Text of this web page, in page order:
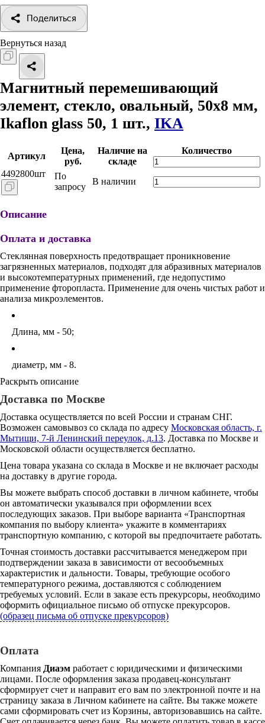
Поделиться
Вернуться назад
Магнитный перемешивающий
элемент, стекло, овальный, 50х8 мм,
Ikaflon glass 50, 1 шт., IKA
Артикул
Цена,
руб.
Наличие на
складе
Количество
4492800шт
По
запросу
В наличии
Описание
Оплата и доставка
Стеклянная поверхность предотвращает проникновение
загрязненных материалов, подходят для абразивных материалов
и высокотемпературных применений, где недопустимо
применение фторопласта. Применение для очень чистых работ и
анализа микроэлементов.
Длина, мм - 50;
диаметр, мм - 8.
Раскрыть описание
Доставка по Москве
Доставка осуществляется по всей России и странам СНГ.
Возможен самовывоз со склада по адресу Московская область, г.
Мытищи, 7-й Ленинский переулок, д.13. Доставка по Москве и
Московской области осуществляется бесплатно.
Цена товара указана со склада в Москве и не включает расходы
на доставку в другие города.
Вы можете выбрать способ доставки в личном кабинете, чтобы
он автоматически указывался при оформлении всех
последующих заказов. При выборе варианта «Транспортная
компания по выбору клиента» укажите в комментариях
транспортную компанию, с которой вы предпочитаете работать.
Точная стоимость доставки рассчитывается менеджером при
подтверждении заказа в зависимости от весообъемных
характеристик и дальности. Товары, требующие особого
температурного режима, доставляются с соблюдением
требуемых условий. Если в заказе есть прекурсоры, необходимо
оформить официальное письмо об отпуске прекурсоров.
(образец письма об отпуске прекурсоров)
Оплата
Компания Диаэм работает с юридическими и физическими
лицами. После оформления заказа продавец-консультант
сформирует счет и направит его вам по электронной почте и на
страницу заказа в Личном кабинете на сайте. Вы также можете
сами сформировать счет из Корзины, авторизовавшись на сайте.